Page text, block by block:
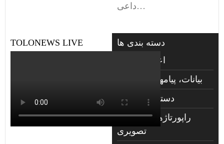
داعی…
TOLONEWS LIVE
دسته بندی ها
اعلانات فوتی
بیانات، پیامها و گزارشها
دسته‌بندی نشده
راپورتاژهای صوتي و
تصويری